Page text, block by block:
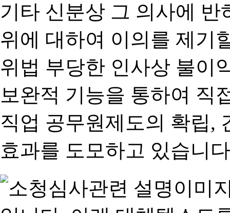
기타 신분상 그 의사에
위에 대하여 이의를 제기
위법 부당한 인사상 불이
보완적 기능을 통하여 직
직업 공무원제도의 확립,
효과를 도모하고 있습니